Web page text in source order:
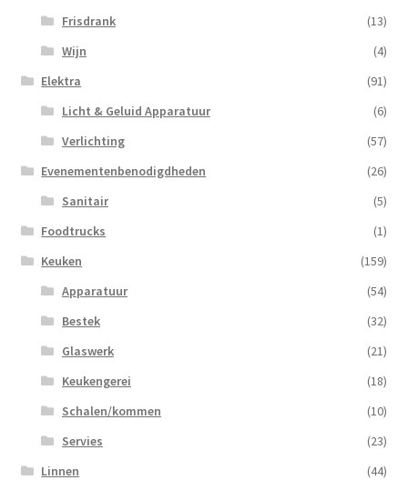
Frisdrank
(13)
Wijn
(4)
Elektra
(91)
Licht & Geluid Apparatuur
(6)
Verlichting
(57)
Evenementenbenodigdheden
(26)
Sanitair
(5)
Foodtrucks
(1)
Keuken
(159)
Apparatuur
(54)
Bestek
(32)
Glaswerk
(21)
Keukengerei
(18)
Schalen/kommen
(10)
Servies
(23)
Linnen
(44)